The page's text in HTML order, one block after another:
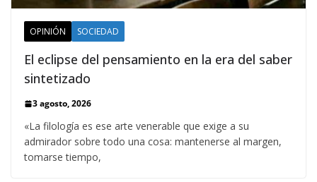
OPINIÓN SOCIEDAD
El eclipse del pensamiento en la era del saber
sintetizado
3 agosto, 2026
«La filología es ese arte venerable que exige a su
admirador sobre todo una cosa: mantenerse al margen,
tomarse tiempo,